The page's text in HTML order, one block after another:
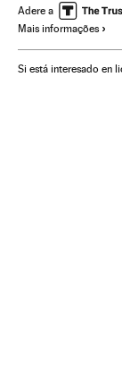
Violência gênero
Acontecimentos
Adere a
Mais informações
Si está interesado en